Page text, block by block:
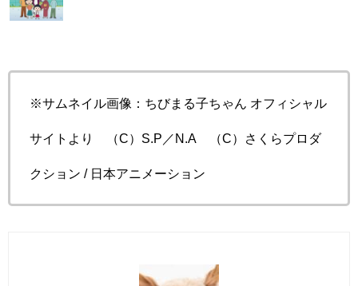
※サムネイル画像：ちびまる子ちゃん オフィシャル
サイトより （C）S.P／N.A （C） さくらプロダ
クション / 日本アニメーション